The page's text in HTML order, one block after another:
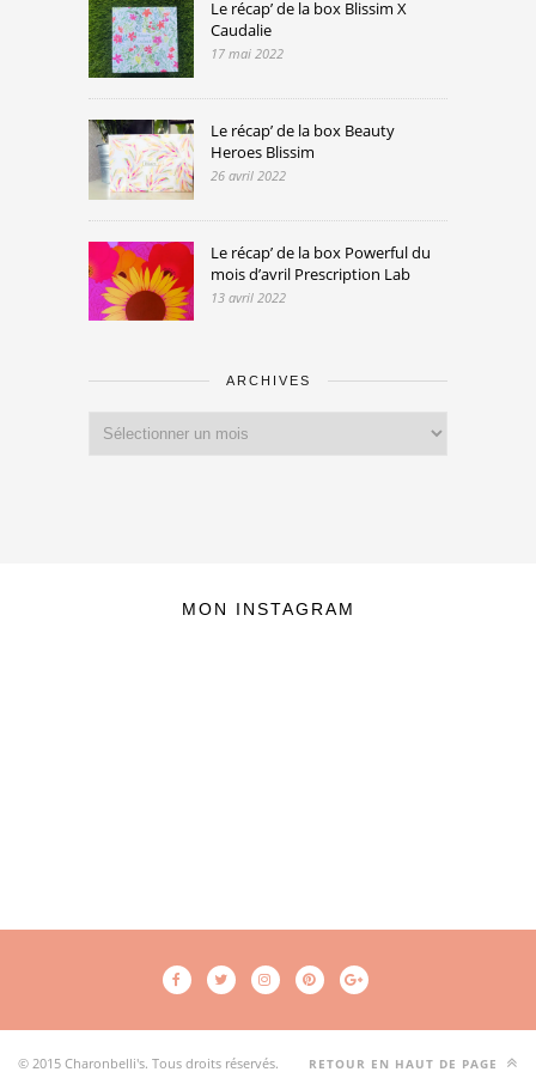
Le récap’ de la box Blissim X
Caudalie
17 mai 2022
Le récap’ de la box Beauty
Heroes Blissim
26 avril 2022
Le récap’ de la box Powerful du
mois d’avril Prescription Lab
13 avril 2022
ARCHIVES
MON INSTAGRAM
© 2015 Charonbelli's. Tous droits réservés. RETOUR EN HAUT DE PAGE